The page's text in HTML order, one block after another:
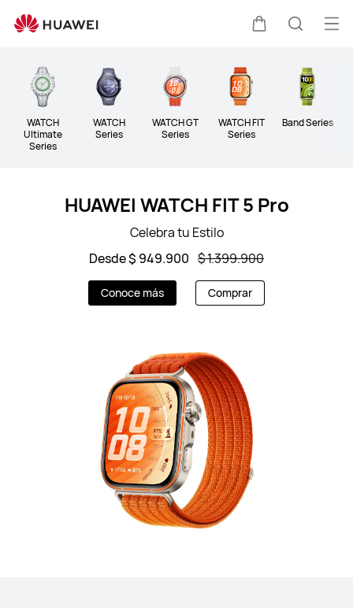
WATCH
Ultimate
Series
WATCH
Series
WATCH GT
Series
WATCH FIT
Series
Band Series
HUAWEI WATCH FIT 5 Pro
Celebra tu Estilo
Desde $ 949.900 $ 1.399.900
Conoce más Comprar